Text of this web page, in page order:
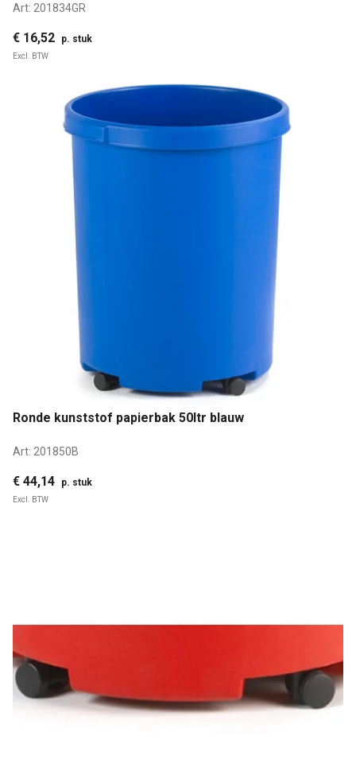
Art: 201834GR
€ 16,52 p. stuk
Excl. BTW
Ronde kunststof papierbak 50ltr blauw
Art: 201850B
€ 44,14 p. stuk
Excl. BTW